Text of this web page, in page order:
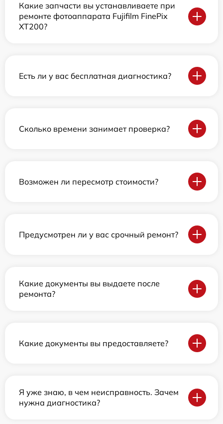
Какие запчасти вы устанавливаете при
ремонте фотоаппарата Fujifilm FinePix
XT200?
Есть ли у вас бесплатная диагностика?
Сколько времени занимает проверка?
Возможен ли пересмотр стоимости?
Предусмотрен ли у вас срочный ремонт?
Какие документы вы выдаете после
ремонта?
Какие документы вы предоставляете?
Я уже знаю, в чем неисправность. Зачем
нужна диагностика?